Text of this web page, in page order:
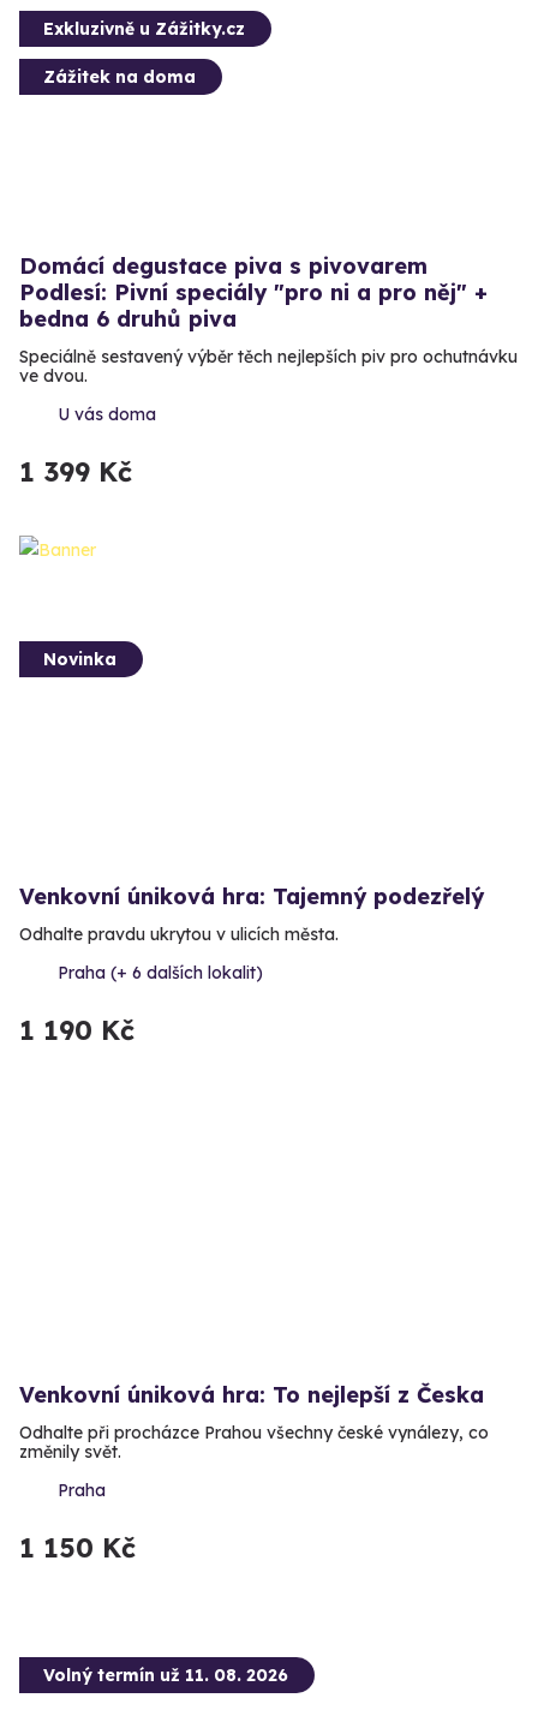
Exkluzivně u Zážitky.cz
Zážitek na doma
Domácí degustace piva s pivovarem
Podlesí: Pivní speciály "pro ni a pro něj" +
bedna 6 druhů piva
Speciálně sestavený výběr těch nejlepších piv pro ochutnávku
ve dvou.
U vás doma
1 399 Kč
Novinka
Venkovní úniková hra: Tajemný podezřelý
Odhalte pravdu ukrytou v ulicích města.
Praha (+ 6 dalších lokalit)
1 190 Kč
Venkovní úniková hra: To nejlepší z Česka
Odhalte při procházce Prahou všechny české vynálezy, co
změnily svět.
Praha
1 150 Kč
Volný termín už 11. 08. 2026